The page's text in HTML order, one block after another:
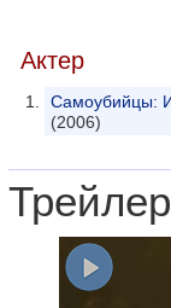
Актер
Самоубийцы:
(2006)